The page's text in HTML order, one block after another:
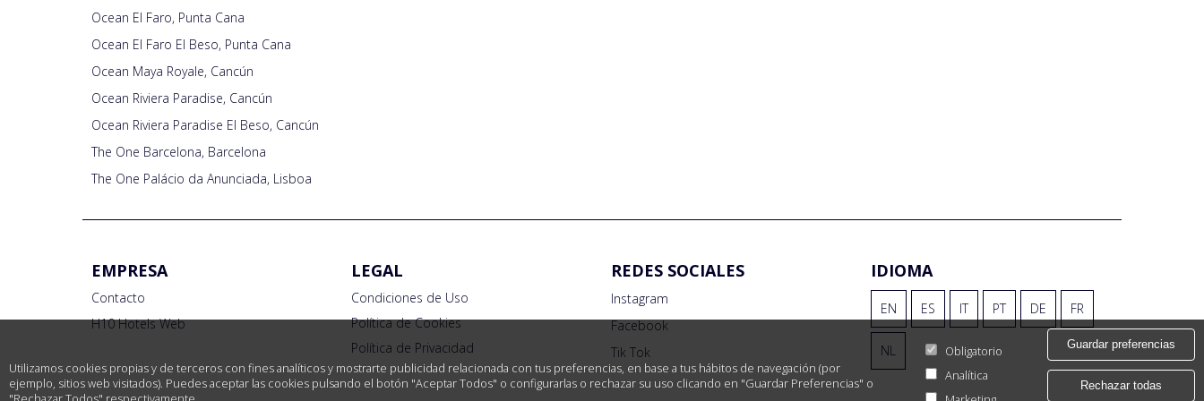
Utilizamos cookies propias y de terceros con fines analíticos y mostrarte publicidad relacionada con tus preferencias, en base a tus hábitos de navegación (por
ejemplo, sitios web visitados). Puedes aceptar las cookies pulsando el botón "Aceptar Todos" o configurarlas o rechazar su uso clicando en "Guardar Preferencias" o
Obligatorio
Analítica
Guardar preferencias
Rechazar todas
Ocean El Faro, Punta Cana
Ocean El Faro El Beso, Punta Cana
Ocean Maya Royale, Cancún
Ocean Riviera Paradise, Cancún
Ocean Riviera Paradise El Beso, Cancún
The One Barcelona, Barcelona
The One Palácio da Anunciada, Lisboa
EMPRESA
Contacto
H10 Hotels Web
LEGAL
Condiciones de Uso
Política de Cookies
Política de Privacidad
REDES SOCIALES
Instagram
Facebook
Tik Tok
IDIOMA
EN ES IT PT DE FR
NL